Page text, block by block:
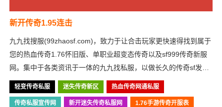
新开传奇1.95连击
九九找搜服(99zhaosf.com)，致力于让合击玩家更快速得找到属于
您的热血传奇1.76怀旧版、单职业超变态传奇以及sf999传奇新服
网。集中于各类资讯于一体的九九找私服，以做长久的传奇sf发布
网为目标，我们必将战斗到底！
轻变传奇私服 迷失传奇新区 热血传奇网通私服
传奇私服宣传网 新开迷失传奇私服网 1.76手游传奇开服表